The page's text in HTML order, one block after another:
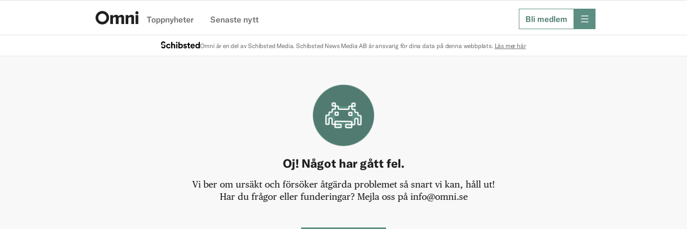
Toppnyheter Senaste nytt Bli medlem meny
Omni är en del av Schibsted Media. Schibsted News Media AB är ansvarig för dina data på denna webbplats. Läs mer här
Oj! Något har gått fel.
Vi ber om ursäkt och försöker åtgärda problemet så snart vi kan, håll ut!
Har du frågor eller funderingar? Mejla oss på info@omni.se